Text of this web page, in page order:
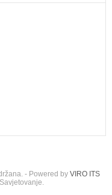
- Powered by VIRO ITS